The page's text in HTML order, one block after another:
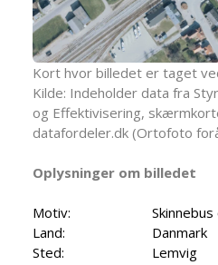
Kort hvor billedet er taget
Kilde: Indeholder data fra
og Effektivisering,
datafordeler.dk (Ortofoto
Oplysninger om billedet
Motiv:
Land:
Danmark
Sted:
Lemvig